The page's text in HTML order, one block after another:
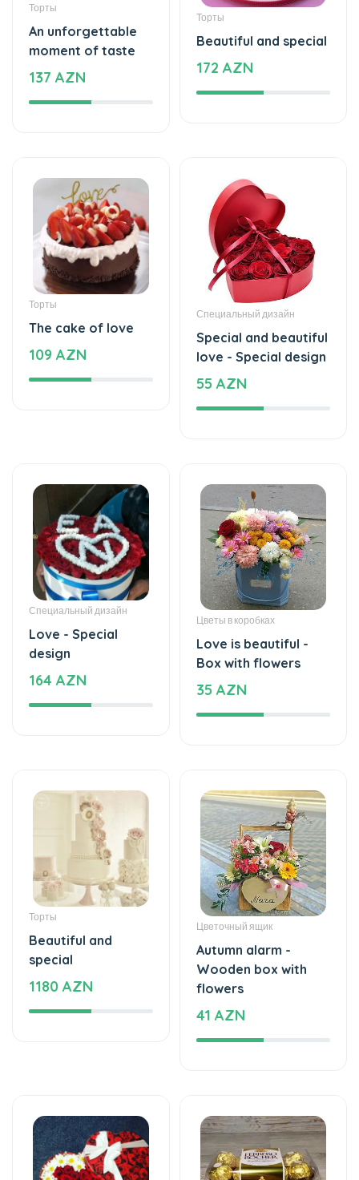
Торты
An unforgettable
moment of taste
137 AZN
Торты
Beautiful and special
172 AZN
Торты
The cake of love
109 AZN
Специальный дизайн
Special and beautiful
love - Special design
55 AZN
Специальный дизайн
Love - Special
design
164 AZN
Цветы в коробках
Love is beautiful -
Box with flowers
35 AZN
Торты
Beautiful and
special
1180 AZN
Цветочный ящик
Autumn alarm -
Wooden box with
flowers
41 AZN